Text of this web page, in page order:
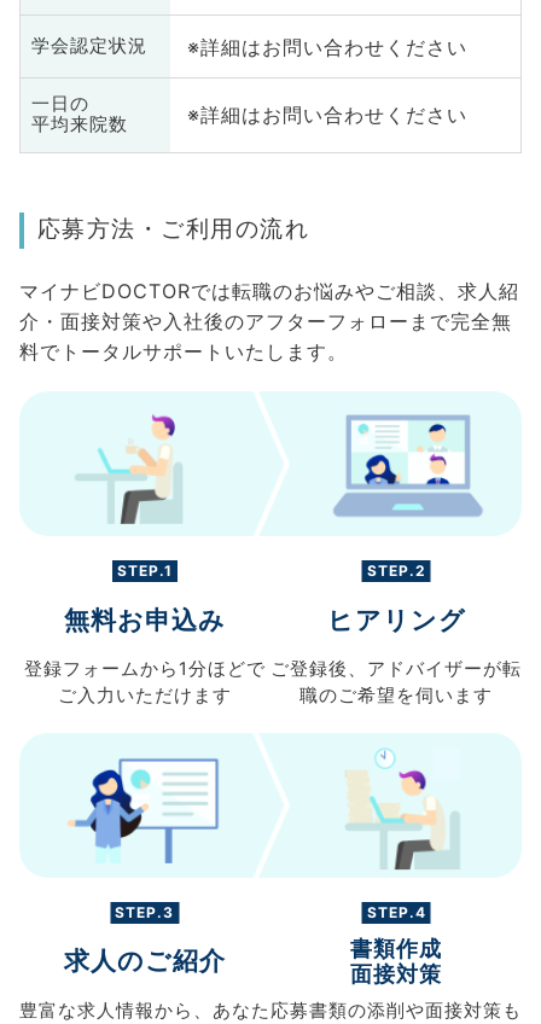
学会認定状況 ※詳細はお問い合わせください
一日の
平均来院数
※詳細はお問い合わせください
応募方法・ご利用の流れ
マイナビDOCTORでは転職のお悩みやご相談、求人紹
介・面接対策や入社後のアフターフォローまで完全無
料でトータルサポートいたします。
STEP.1
無料お申込み
登録フォームから 1分ほどで
ご入力 いただけます
STEP.2
ヒアリング
ご登録後、 アドバイザーが転
職のご希望を伺います
STEP.3
求人のご紹介
豊富な求人情報から、 あなた
STEP.4
書類作成
面接対策
応募書類の添削や面接対策も